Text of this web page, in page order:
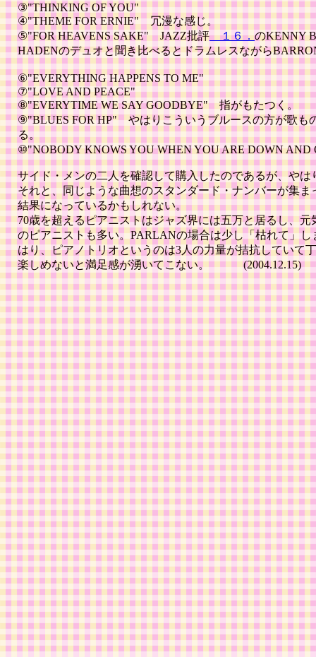
③"THINKING OF YOU"
④"THEME FOR ERNIE" 冗漫な感じ。
⑤"FOR HEAVENS SAKE" JAZZ批評１６．のKENNY
HADENのデュオと聞き比べるとドラムレスながら
⑥"EVERYTHING HAPPENS TO ME"
⑦"LOVE AND PEACE"
⑧"EVERYTIME WE SAY GOODBYE" 指がもたつく。
⑨"BLUES FOR HP" やはりこういうブルースの方が歌も
る。
⑩"NOBODY KNOWS YOU WHEN YOU ARE DOWN
サイド・メンの二人を確認して購入したのであるが、やは
それと、同じような曲想のスタンダード・ナンバーが集
結果になっているかもしれない。
70歳を超えるピアニストはジャズ界には五万と居るし、
のピアニストも多い。PARLANの場合は少し「枯れて」
はり、ピアノトリオというのは3人の力量が拮抗していて
楽しめないと満足感が湧いてこない。 (2004.12.15)